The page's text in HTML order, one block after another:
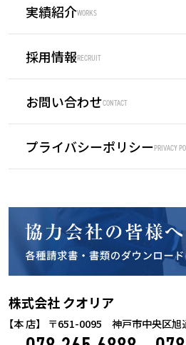
株式会社 クオリア
【本 店】 〒651-0095 神戸市中央区旭
WORKS
実績紹介
RECRUIT
採用情報
CONTACT
お問い合わせ
PRIVACY
プライバシーポリシー